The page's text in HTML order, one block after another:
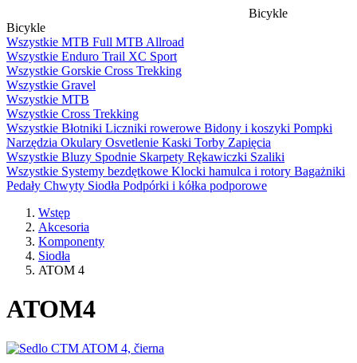
Bicykle
Bicykle
Wszystkie MTB Full MTB Allroad
Wszystkie Enduro Trail XC Sport
Wszystkie Gorskie Cross Trekking
Wszystkie Gravel
Wszystkie MTB
Wszystkie Cross Trekking
Wszystkie Błotniki Liczniki rowerowe Bidony i koszyki Pompki
Narzędzia Okulary Osvetlenie Kaski Torby Zapięcia
Wszystkie Bluzy Spodnie Skarpety Rękawiczki Szaliki
Wszystkie Systemy bezdętkowe Klocki hamulca i rotory Bagażniki
Pedały Chwyty Siodła Podpórki i kółka podporowe
Wstęp
Akcesoria
Komponenty
Siodła
ATOM 4
ATOM4